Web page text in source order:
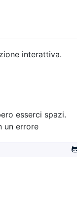
interattiva.
esserci spazi.
un errore